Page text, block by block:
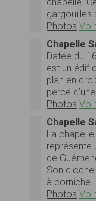
gargouilles
Photos
Chapelle
Datée du
est un
plan en
percé
Photos
Chapelle
La
représente
de
Son
à corniche.
Photos